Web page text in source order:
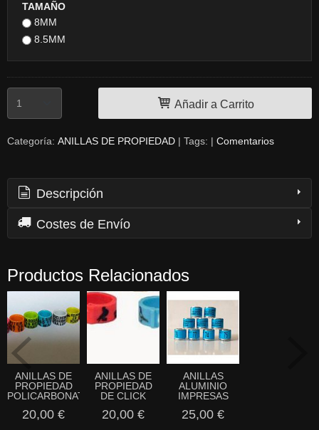
TAMAÑO
8MM
8.5MM
Añadir a Carrito
Categoría: ANILLAS DE PROPIEDAD | Tags: | Comentarios
Descripción
Costes de Envío
Productos Relacionados
ANILLAS DE
PROPIEDAD
POLICARBONATO.
20,00 €
ANILLAS DE
PROPIEDAD
DE CLICK
20,00 €
ANILLAS
ALUMINIO
IMPRESAS
25,00 €